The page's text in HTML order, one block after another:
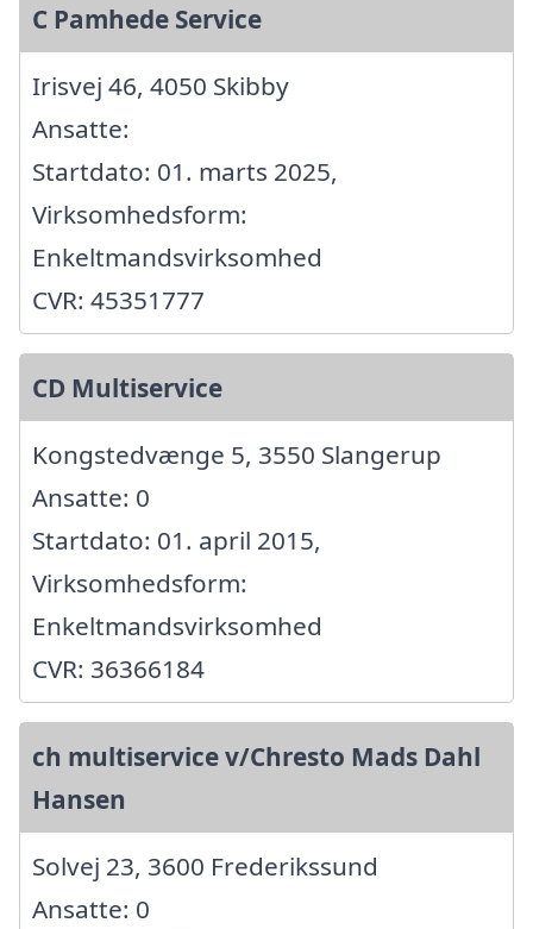
C Pamhede Service
Irisvej 46, 4050 Skibby
Ansatte:
Startdato: 01. marts 2025,
Virksomhedsform:
Enkeltmandsvirksomhed
CVR: 45351777
CD Multiservice
Kongstedvænge 5, 3550 Slangerup
Ansatte: 0
Startdato: 01. april 2015,
Virksomhedsform:
Enkeltmandsvirksomhed
CVR: 36366184
ch multiservice v/Chresto Mads Dahl
Hansen
Solvej 23, 3600 Frederikssund
Ansatte: 0